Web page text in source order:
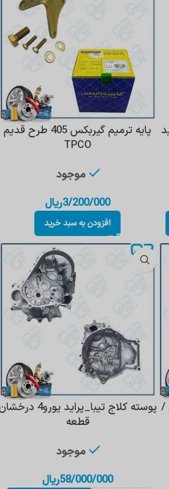
پایه ترمیم گیربکس 405 طرح قدیم
TPCO
موجود
3/200/000ریال
افزودن به سبد خرید
/
پوسته کلاج تیبا_پراید یورو4
قطعه
موجود
58/000/000ریال